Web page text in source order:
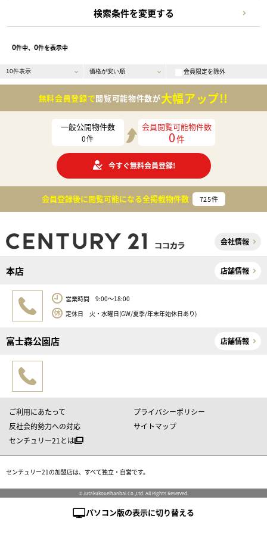
検索条件を変更する
0件中、 0件を表示中
会員限定を除外
無料会員登録で閲覧可能物件数が大幅アップ!!
一般公開物件数
0件
会員閲覧可能物件数
0件
今すぐ無料会員登録!
会員登録後に閲覧可能になる全掲載物件数 725件
会社情報
本店 店舗情報
営業時間 9:00～18:00
定休日 火・水曜日(GW/夏季/年末年始休日あり)
富士森公園店 店舗情報
ご利用にあたって
プライバシーポリシー
反社会的勢力への対応
サイトマップ
センチュリー21とは
センチュリー21の加盟店は、すべて独立・自営です。
©Jutakukoueihanbai Co.,Ltd. All Rights Reserved.
パソコン版の表示に切り替える